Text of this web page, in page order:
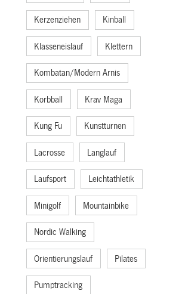
Kerzenziehen Kinball
Klasseneislauf Klettern
Kombatan/Modern Arnis
Korbball Krav Maga
Kung Fu Kunstturnen
Lacrosse Langlauf
Laufsport Leichtathletik
Minigolf Mountainbike
Nordic Walking
Orientierungslauf Pilates
Pumptracking